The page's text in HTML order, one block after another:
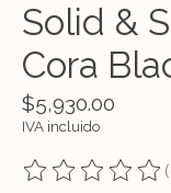
Solid &
Cora
$5,930.00
IVA incluido
The rating of this